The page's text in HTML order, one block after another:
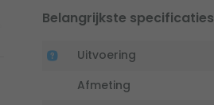
Belangrijkste specificaties
Uitvoering
Afmeting